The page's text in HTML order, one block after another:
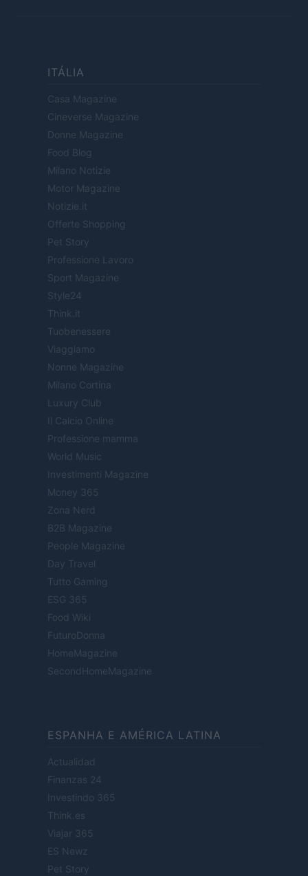
ITÁLIA
Casa Magazine
Cineverse Magazine
Donne Magazine
Food Blog
Milano Notizie
Motor Magazine
Notizie.it
Offerte Shopping
Pet Story
Professione Lavoro
Sport Magazine
Style24
Think.it
Tuobenessere
Viaggiamo
Nonne Magazine
Milano Cortina
Luxury Club
Il Calcio Online
Professione mamma
World Music
Investimenti Magazine
Money 365
Zona Nerd
B2B Magazine
People Magazine
Day Travel
Tutto Gaming
ESG 365
Food Wiki
FuturoDonna
HomeMagazine
SecondHomeMagazine
ESPANHA E AMÉRICA LATINA
Actualidad
Finanzas 24
Investindo 365
Think.es
Viajar 365
ES Newz
Pet Story